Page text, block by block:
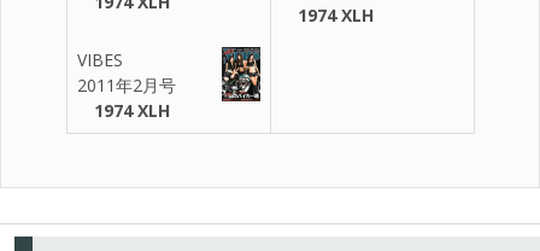
1974 XLH
VIBES
2011年2月号
1974 XLH